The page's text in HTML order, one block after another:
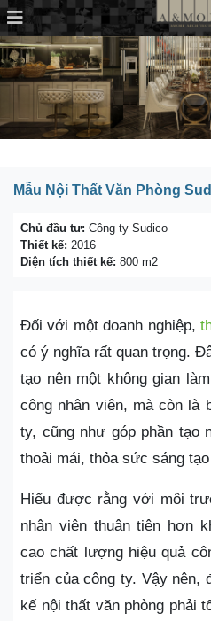
Mẫu Nội Thất Văn Phòng
Chủ đầu tư: Công ty Sudico
Thiết kế: 2016
Diện tích thiết kế: 800 m2
Đối với một doanh nghiệp,
có ý nghĩa rất quan trọng.
tạo nên một không gian
công nhân viên, mà còn là
ty, cũng như góp phần tạo
thoải mái, thỏa sức sáng
Hiểu được rằng với môi
nhân viên thuận tiện hơn
cao chất lượng hiệu quả
triển của công ty. Vậy nên,
kế nội thất văn phòng phải